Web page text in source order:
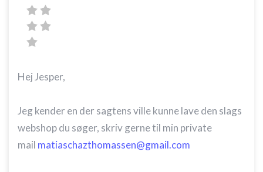
Hej Jesper,
Jeg kender en der sagtens ville kunne lave den slags
webshop du søger, skriv gerne til min private
mail matiaschazthomassen@gmail.com
Bruge begrænsede oplysninger til at vælge
annoncering
Oprette profiler til tilpasset annoncering
Bruge profiler til at vælge tilpasset
annoncering
Oprette profiler for at tilpasse indhold
Bruge profiler til at vælge tilpasset indhold